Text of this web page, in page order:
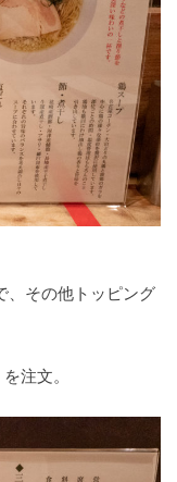
、その他トッピング
注文。